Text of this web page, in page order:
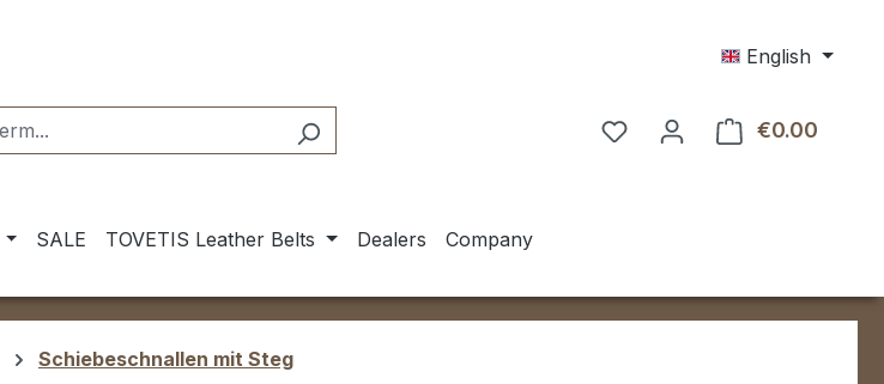
English
€0.00
SALE TOVETIS Leather Belts Dealers Company
Schiebeschnallen mit Steg